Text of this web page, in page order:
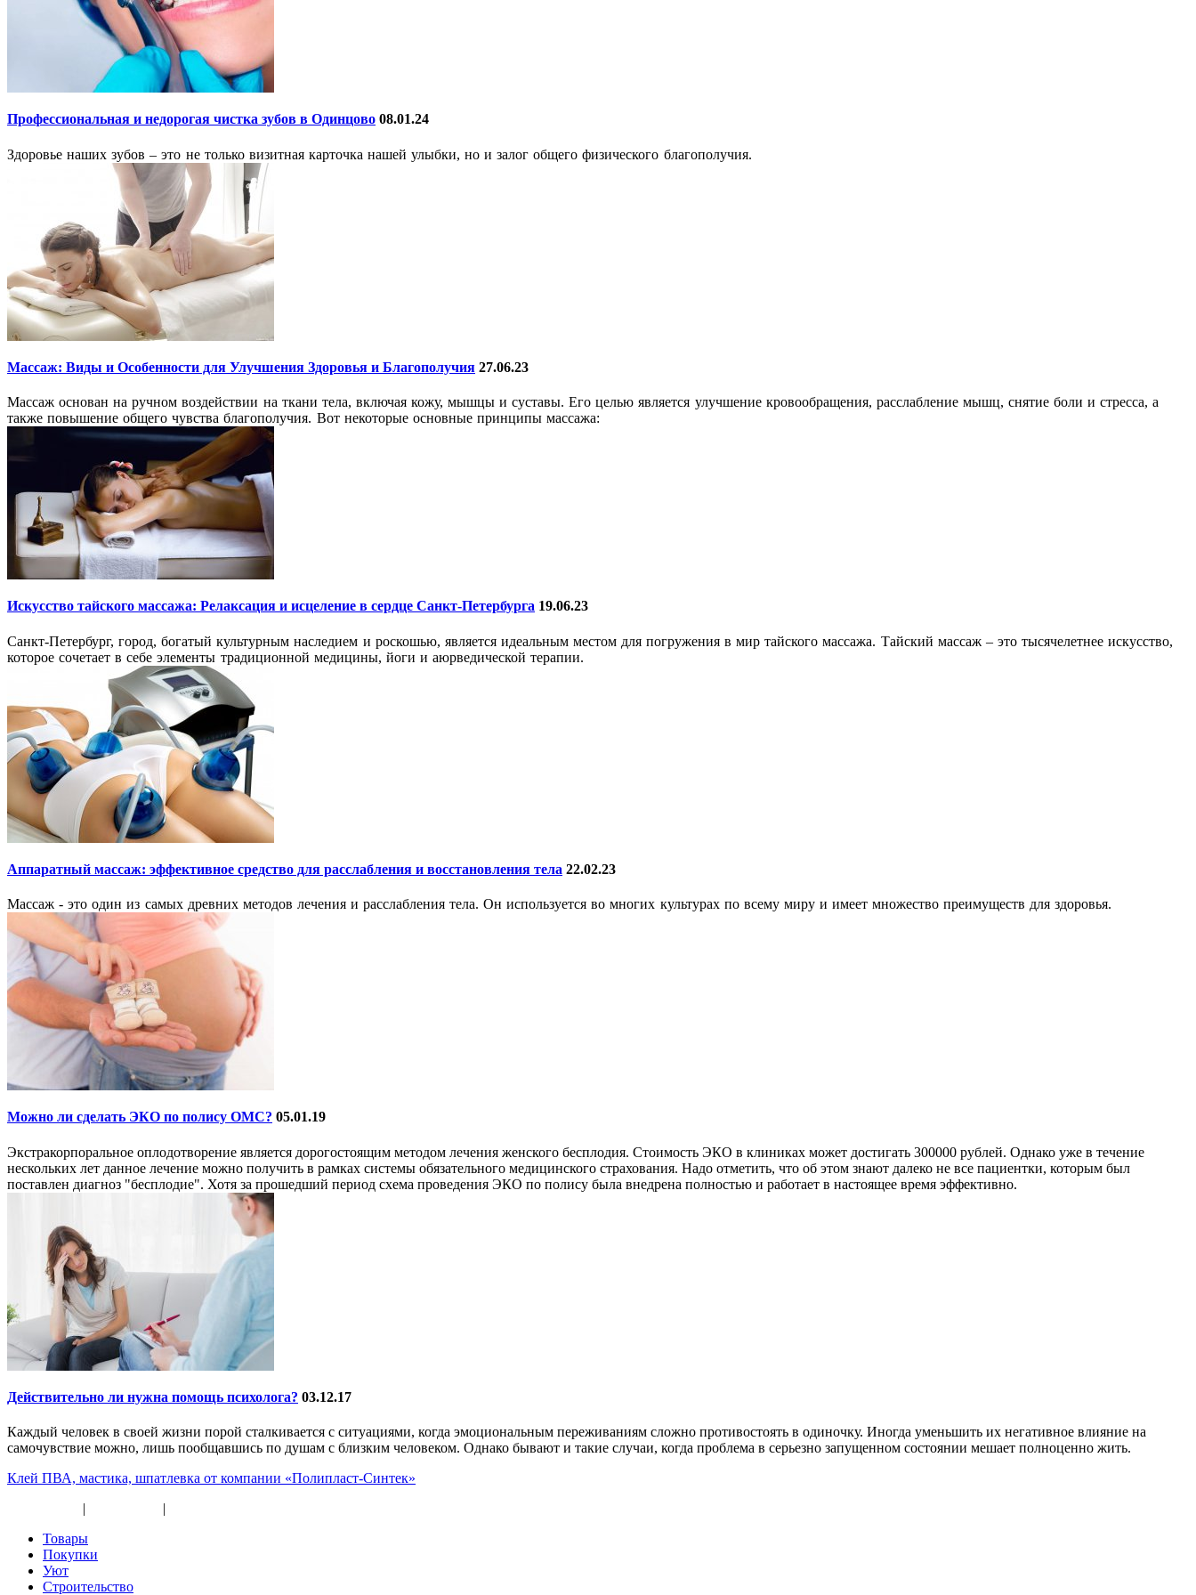
Профессиональная и недорогая чистка зубов в Одинцово 08.01.24
Здоровье наших зубов – это не только визитная карточка нашей улыбки, но и залог общего физического благополучия.
Массаж: Виды и Особенности для Улучшения Здоровья и Благополучия 27.06.23
Массаж основан на ручном воздействии на ткани тела, включая кожу, мышцы и суставы. Его целью является улучшение кровообращения, расслабление мышц, снятие боли и стресса, а
также повышение общего чувства благополучия. Вот некоторые основные принципы массажа:
Искусство тайского массажа: Релаксация и исцеление в сердце Санкт-Петербурга 19.06.23
Санкт-Петербург, город, богатый культурным наследием и роскошью, является идеальным местом для погружения в мир тайского массажа. Тайский массаж – это тысячелетнее искусство,
которое сочетает в себе элементы традиционной медицины, йоги и аюрведической терапии.
Аппаратный массаж: эффективное средство для расслабления и восстановления тела 22.02.23
Массаж - это один из самых древних методов лечения и расслабления тела. Он используется во многих культурах по всему миру и имеет множество преимуществ для здоровья.
Можно ли сделать ЭКО по полису ОМС? 05.01.19
Экстракорпоральное оплодотворение является дорогостоящим методом лечения женского бесплодия. Стоимость ЭКО в клиниках может достигать 300000 рублей. Однако уже в течение
нескольких лет данное лечение можно получить в рамках системы обязательного медицинского страхования. Надо отметить, что об этом знают далеко не все пациентки, которым был
поставлен диагноз "бесплодие". Хотя за прошедший период схема проведения ЭКО по полису была внедрена полностью и работает в настоящее время эффективно.
Действительно ли нужна помощь психолога? 03.12.17
Каждый человек в своей жизни порой сталкивается с ситуациями, когда эмоциональным переживаниям сложно противостоять в одиночку. Иногда уменьшить их негативное влияние на
самочувствие можно, лишь пообщавшись по душам с близким человеком. Однако бывают и такие случаи, когда проблема в серьезно запущенном состоянии мешает полноценно жить.
Клей ПВА, мастика, шпатлевка от компании «Полипласт-Синтек»
| |
Товары
Покупки
Уют
Строительство